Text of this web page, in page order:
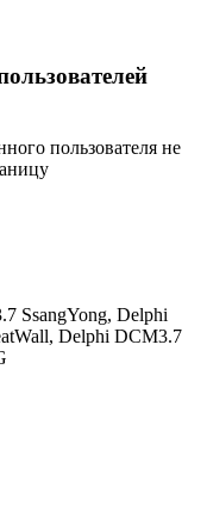
пользователя не
SsangYong, Delphi
Delphi DCM3.7